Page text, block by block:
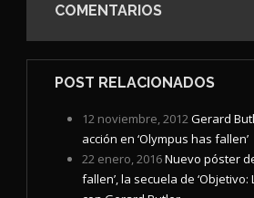
COMENTARIOS
POST RELACIONADOS
12 noviembre, 2012 Gerard
acción en ‘Olympus has fallen’
22 enero, 2016Nuevo póster
fallen’, la secuela de ‘Objetivo: